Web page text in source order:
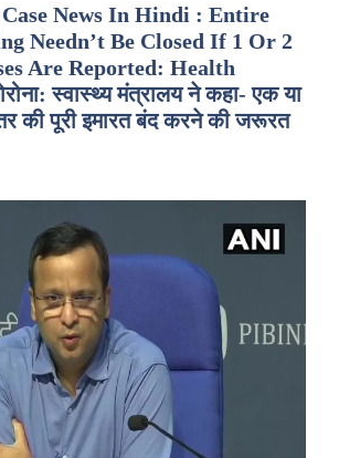
News In Hindi : Entire
Needn’t Be Closed If 1 Or 2
Are Reported: Health
स्वास्थ्य मंत्रालय ने कहा- एक या
की पूरी इमारत बंद करने की जरूरत